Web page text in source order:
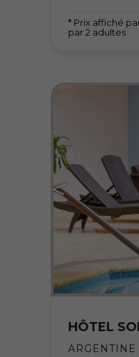
* Prix affiché
par 2 adultes
HÔTEL